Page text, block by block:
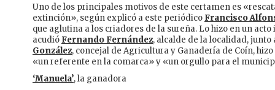
Uno de los principales motivos de este certamen es
extinción», según explicó a este periódico Francisco
que aglutina a los criadores de la sureña. Lo hizo en un
acudió Fernando Fernández, alcalde de la localidad,
González, concejal de Agricultura y Ganadería de Coín,
«un referente en la comarca» y «un orgullo para el
‘Manuela’, la ganadora